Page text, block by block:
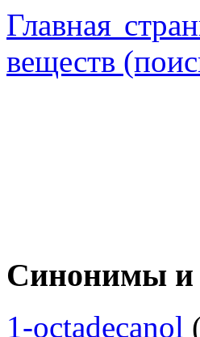
Главная
веществ
Синонимы и
1-octadecanol